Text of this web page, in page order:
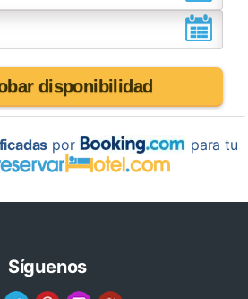
disponibilidad
por
para tu
Síguenos